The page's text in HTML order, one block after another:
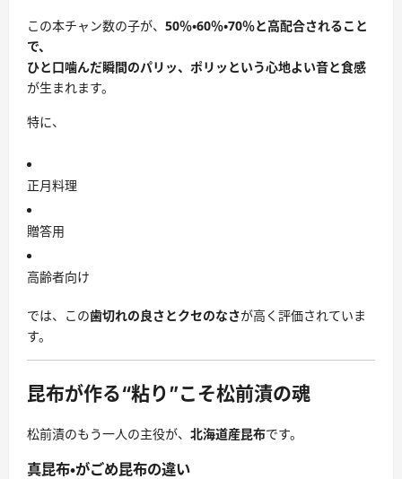
この本チャン数の子が、 50％・60％・70％と高配合されること
で、
ひと口噛んだ瞬間のパリッ、ポリッという心地よい音と食感
が生まれます。
特に、
正月料理
贈答用
高齢者向け
では、この歯切れの良さとクセのなさが高く評価されていま
す。
昆布が作る“粘り”こそ松前漬の魂
松前漬のもう一人の主役が、 北海道産昆布です。
真昆布・がごめ昆布の違い